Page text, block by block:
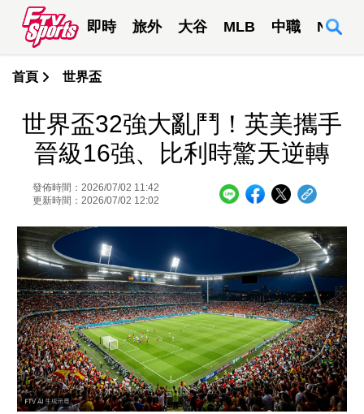
即時 旅外 大谷 MLB 中職 NBA
首頁 世界盃
世界盃32強大亂鬥！英美攜手
晉級16強、比利時驚天逆轉
發佈時間：2026/07/02 11:42
更新時間：2026/07/02 12:02